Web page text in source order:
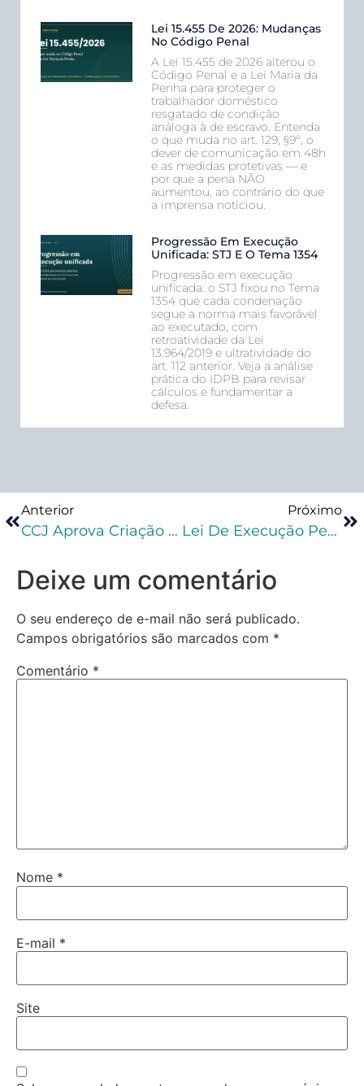
Lei 15.455 De 2026: Mudanças
No Código Penal
A Lei 15.455 de 2026 alterou o
Código Penal e a Lei Maria da
Penha para proteger o
trabalhador doméstico
resgatado de condição
análoga à de escravo. Entenda
o que muda no art. 129, §9º, o
dever de comunicação em 48h
e as medidas protetivas — e
por que a pena NÃO
aumentou, ao contrário do que
a imprensa noticiou.
Progressão Em Execução
Unificada: STJ E O Tema 1354
Progressão em execução
unificada: o STJ fixou no Tema
1354 que cada condenação
segue a norma mais favorável
ao executado, com
retroatividade da Lei
13.964/2019 e ultratividade do
art. 112 anterior. Veja a análise
prática do IDPB para revisar
cálculos e fundamentar a
defesa.
Anterior
CCJ Aprova Criação Do Serviço De Inteligência Penitenciária
Próximo
Lei De Execução Penal: Como Estudar?
Deixe um comentário
O seu endereço de e-mail não será publicado.
Campos obrigatórios são marcados com *
Comentário *
Nome *
E-mail *
Site